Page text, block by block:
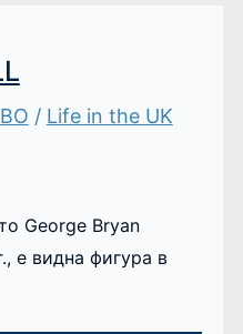
/ Life in the UK
George Bryan
е видна фигура в